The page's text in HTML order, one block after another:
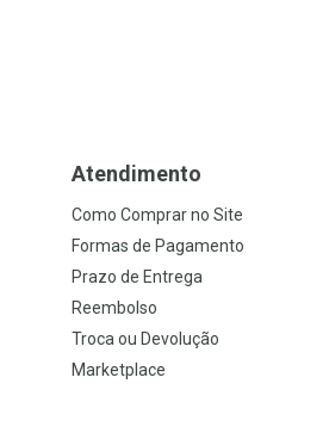
Atendimento
Como Comprar no Site
Formas de Pagamento
Prazo de Entrega
Reembolso
Troca ou Devolução
Marketplace